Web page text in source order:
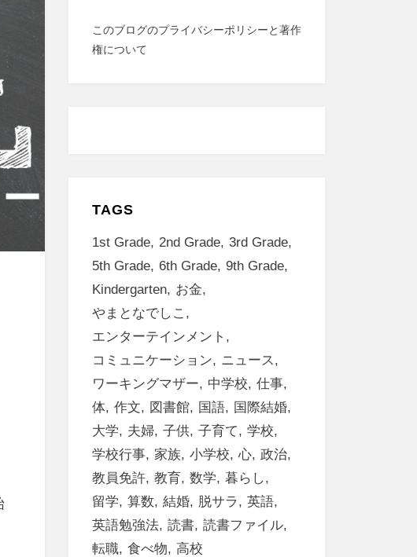
このブログのプライバシーポリシーと著作
権について
TAGS
1st Grade 2nd Grade 3rd Grade
5th Grade 6th Grade 9th Grade
Kindergarten
お金
やまとなでしこ
エンターテインメント
コミュニケーション
ニュース
ワーキングマザー
中学校
仕事
体 作文 図書館 国語
国際結婚
大学
夫婦 子供 子育て
学校
学校行事
家族 小学校 心 政治
教員免許 教育 数学
暮らし
留学
算数 結婚 脱サラ
英語
英語勉強法 読書 読書ファイル
転職 食べ物 高校